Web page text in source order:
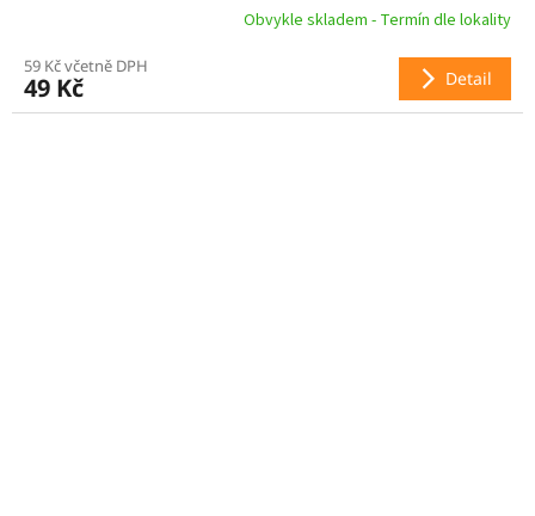
Obvykle skladem - Termín dle lokality
59 Kč včetně DPH
49 Kč Detail